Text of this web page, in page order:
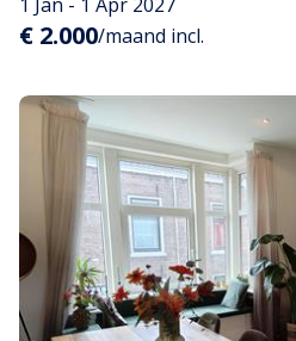
€ 2.000/maand incl.